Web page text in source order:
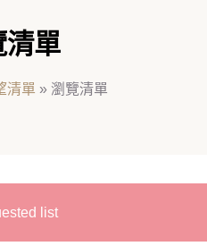
清單
清單 » 瀏覽清單
list